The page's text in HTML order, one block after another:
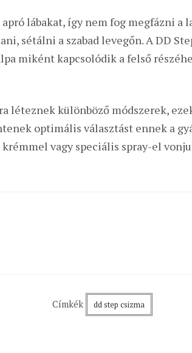
lábakat, így nem fog megfázni a
sétálni a szabad levegőn.A DD
miként kapcsolódik a felső
léteznek különböző módszerek,
optimális választást ennek a
vagy speciális spray-el
Címkék dd step csizma